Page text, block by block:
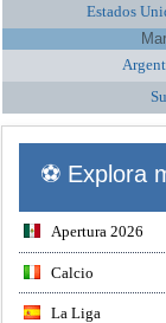
Estados
⚽ Explora
Apertura 2026
Calcio
La Liga